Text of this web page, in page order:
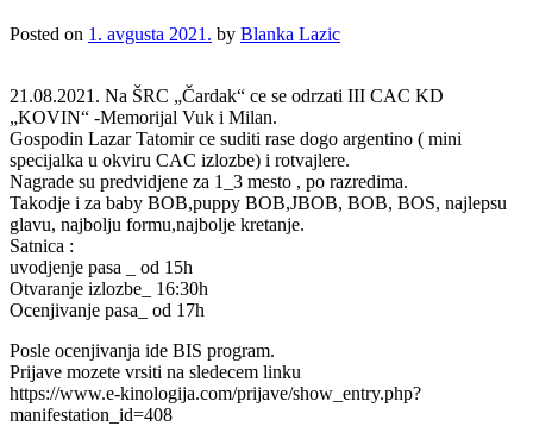
Posted on 1. avgusta 2021. by Blanka Lazic
21.08.2021. Na ŠRC „Čardak“ ce se odrzati III CAC KD
„KOVIN“ -Memorijal Vuk i Milan.
Gospodin Lazar Tatomir ce suditi rase dogo argentino ( mini
specijalka u okviru CAC izlozbe) i rotvajlere.
Nagrade su predvidjene za 1_3 mesto , po razredima.
Takodje i za baby BOB,puppy BOB,JBOB, BOB, BOS, najlepsu
glavu, najbolju formu,najbolje kretanje.
Satnica :
uvodjenje pasa _ od 15h
Otvaranje izlozbe_ 16:30h
Ocenjivanje pasa_ od 17h
Posle ocenjivanja ide BIS program.
Prijave mozete vrsiti na sledecem linku
https://www.e-kinologija.com/prijave/show_entry.php?
manifestation_id=408